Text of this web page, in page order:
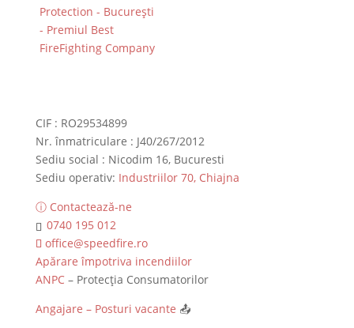
CIF : RO29534899
Nr. înmatriculare : J40/267/2012
Sediu social : Nicodim 16, Bucuresti
Sediu operativ: Industriilor 70, Chiajna
ⓘ Contactează-ne
0740 195 012
office@speedfire.ro
Apărare împotriva incendiilor
ANPC– Protecția Consumatorilor
Angajare – Posturi vacante 📤